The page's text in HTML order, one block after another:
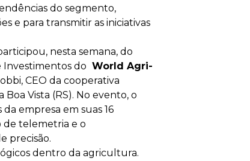
do segmento,
e para transmitir as iniciativas
nesta semana, do
Investimentos do World Agri-
CEO da cooperativa
Vista (RS). No evento, o
empresa em suas 16
de telemetria e o
precisão.
dentro da agricultura.